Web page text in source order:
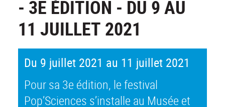
- 3E ÉDITION - DU 9 AU
11 JUILLET 2021
Du 9 juillet 2021 au 11 juillet 2021
Pour sa 3e édition, le festival
Pop’Sciences s’installe au Musée et